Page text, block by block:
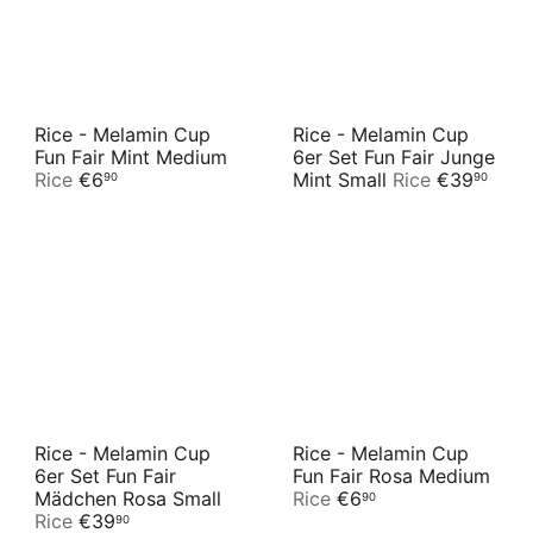
Rice - Melamin Cup
Fun Fair Mint Medium
Rice €690
Rice - Melamin Cup
6er Set Fun Fair Junge
Mint Small Rice €3990
Rice - Melamin Cup
6er Set Fun Fair
Mädchen Rosa Small
Rice €3990
Rice - Melamin Cup
Fun Fair Rosa Medium
Rice €690